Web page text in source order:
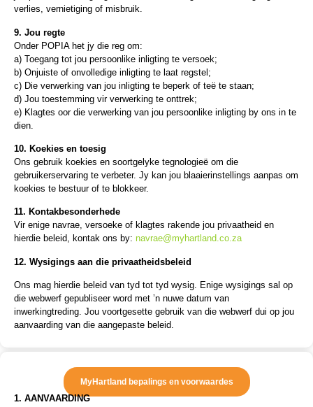
verlies, vernietiging of misbruik.
9. Jou regte
Onder POPIA het jy die reg om:
a) Toegang tot jou persoonlike inligting te versoek;
b) Onjuiste of onvolledige inligting te laat regstel;
c) Die verwerking van jou inligting te beperk of teë te staan;
d) Jou toestemming vir verwerking te onttrek;
e) Klagtes oor die verwerking van jou persoonlike inligting by ons in te
dien.
10. Koekies en toesig
Ons gebruik koekies en soortgelyke tegnologieë om die
gebruikerservaring te verbeter. Jy kan jou blaaierinstellings aanpas om
koekies te bestuur of te blokkeer.
11. Kontakbesonderhede
Vir enige navrae, versoeke of klagtes rakende jou privaatheid en
hierdie beleid, kontak ons by: navrae@myhartland.co.za
12. Wysigings aan die privaatheidsbeleid
Ons mag hierdie beleid van tyd tot tyd wysig. Enige wysigings sal op
die webwerf gepubliseer word met ’n nuwe datum van
inwerkingtreding. Jou voortgesette gebruik van die webwerf dui op jou
aanvaarding van die aangepaste beleid.
MyHartland bepalings en voorwaardes
1. AANVAARDING